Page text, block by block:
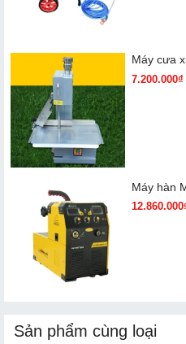
Máy cưa
7.200.000₫
Máy hàn
Sản phẩm cùng loại